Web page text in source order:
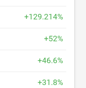
+129.214%
+52%
+46.6%
+31.8%